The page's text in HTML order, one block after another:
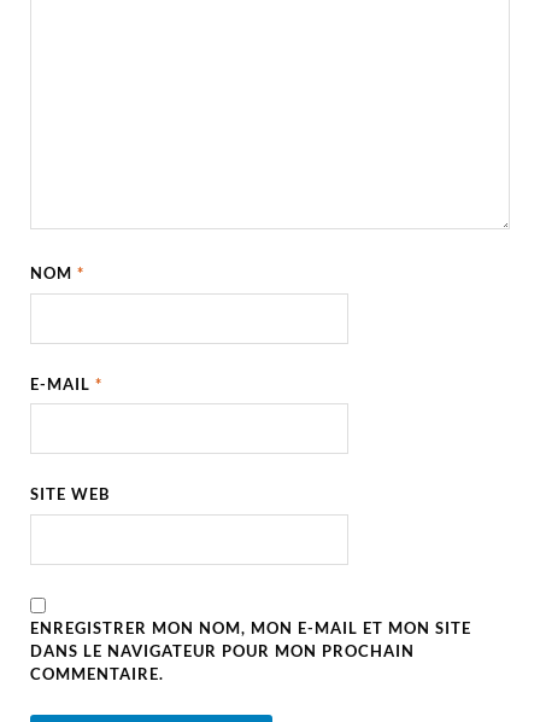
NOM*
E-MAIL*
SITE WEB
ENREGISTRER MON NOM, MON E-MAIL ET MON SITE
DANS LE NAVIGATEUR POUR MON PROCHAIN
COMMENTAIRE.